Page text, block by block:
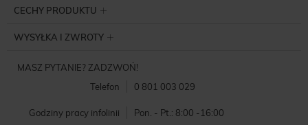
CECHY PRODUKTU
WYSYŁKA I ZWROTY
MASZ PYTANIE? ZADZWOŃ!
Telefon
0 801 003 029
Godziny pracy infolinii Pon. - Pt.: 8:00 -16:00